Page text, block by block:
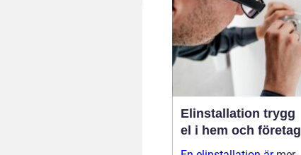
Elinstallation trygg
el i hem och företag